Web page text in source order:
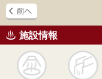
施設情報